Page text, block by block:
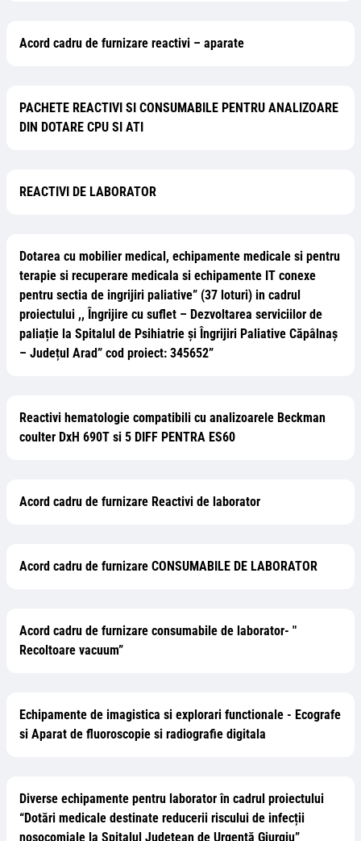
Acord cadru de furnizare reactivi – aparate
PACHETE REACTIVI SI CONSUMABILE PENTRU ANALIZOARE
DIN DOTARE CPU SI ATI
REACTIVI DE LABORATOR
Dotarea cu mobilier medical, echipamente medicale si pentru
terapie si recuperare medicala si echipamente IT conexe
pentru sectia de ingrijiri paliative” (37 loturi) in cadrul
proiectului ,, Îngrijire cu suflet – Dezvoltarea serviciilor de
paliație la Spitalul de Psihiatrie și Îngrijiri Paliative Căpâlnaș
– Județul Arad” cod proiect: 345652”
Reactivi hematologie compatibili cu analizoarele Beckman
coulter DxH 690T si 5 DIFF PENTRA ES60
Acord cadru de furnizare Reactivi de laborator
Acord cadru de furnizare CONSUMABILE DE LABORATOR
Acord cadru de furnizare consumabile de laborator- "
Recoltoare vacuum”
Echipamente de imagistica si explorari functionale - Ecografe
si Aparat de fluoroscopie si radiografie digitala
Diverse echipamente pentru laborator în cadrul proiectului
“Dotări medicale destinate reducerii riscului de infecții
nosocomiale la Spitalul Județean de Urgență Giurgiu”